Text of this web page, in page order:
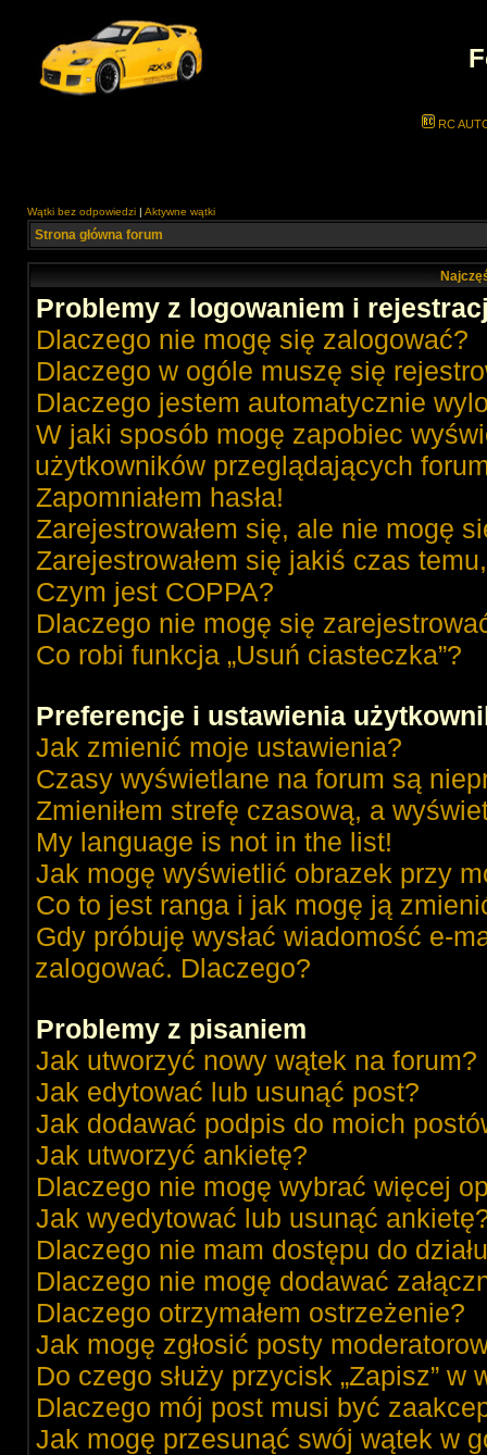
RC
Wątki bez odpowiedzi | Aktywne wątki
Strona główna forum
Problemy z logowaniem i
Dlaczego nie mogę się zalogować?
Dlaczego w ogóle muszę się
Dlaczego jestem automatycznie
W jaki sposób mogę zapobiec
użytkowników przeglądających
Zapomniałem hasła!
Zarejestrowałem się, ale nie mogę
Zarejestrowałem się jakiś czas
Czym jest COPPA?
Dlaczego nie mogę się
Co robi funkcja „Usuń ciasteczka”?
Preferencje i ustawienia
Jak zmienić moje ustawienia?
Czasy wyświetlane na forum są
Zmieniłem strefę czasową, a
My language is not in the list!
Jak mogę wyświetlić obrazek przy
Co to jest ranga i jak mogę ją
Gdy próbuję wysłać wiadomość e-
zalogować. Dlaczego?
Problemy z pisaniem
Jak utworzyć nowy wątek na forum?
Jak edytować lub usunąć post?
Jak dodawać podpis do moich
Jak utworzyć ankietę?
Dlaczego nie mogę wybrać więcej
Jak wyedytować lub usunąć
Dlaczego nie mam dostępu do
Dlaczego nie mogę dodawać
Dlaczego otrzymałem ostrzeżenie?
Jak mogę zgłosić posty
Do czego służy przycisk „Zapisz”
Dlaczego mój post musi być
Jak mogę przesunąć swój wątek w